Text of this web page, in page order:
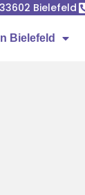
Bielefeld
Bielefeld